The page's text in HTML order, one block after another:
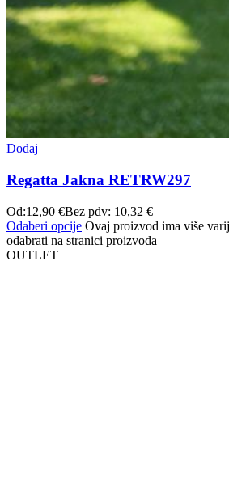
Dodaj
Regatta Jakna RETRW297
Od:12,90 €Bez pdv: 10,32 €
Odaberi opcije Ovaj proizvod ima više
odabrati na stranici proizvoda
OUTLET